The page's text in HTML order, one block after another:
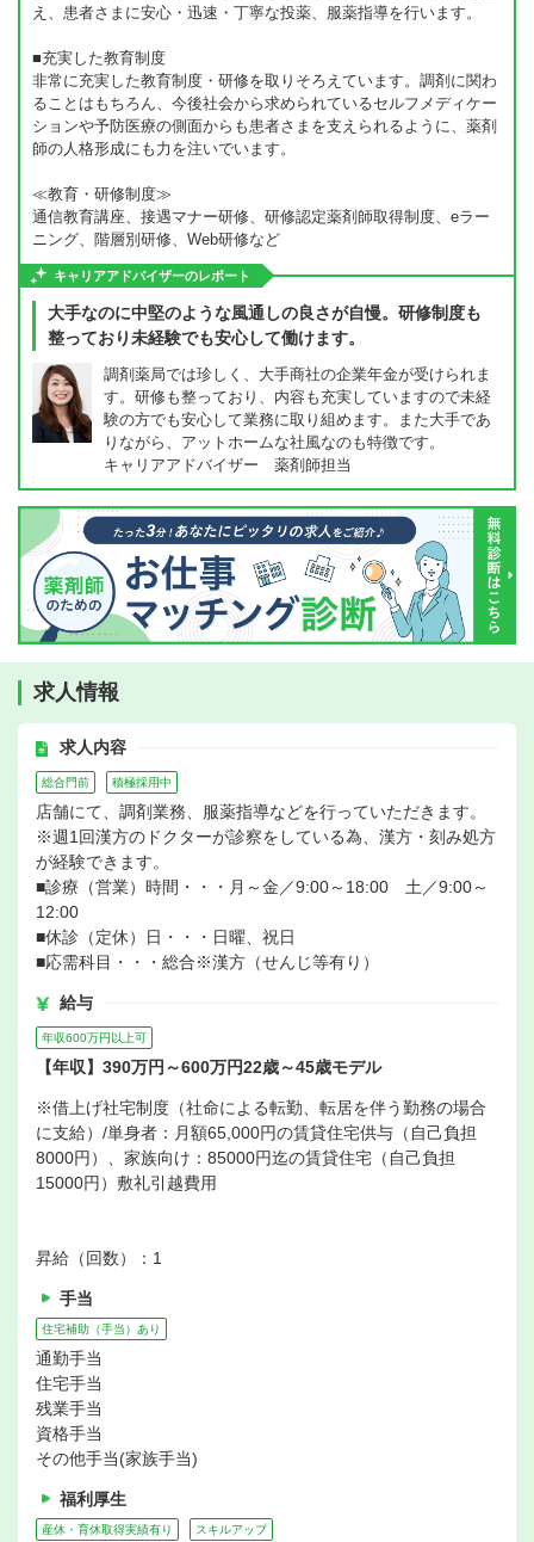
え、患者さまに安心・迅速・丁寧な投薬、服薬指導を行います。
■充実した教育制度
非常に充実した教育制度・研修を取りそろえています。調剤に関わ
ることはもちろん、今後社会から求められているセルフメディケー
ションや予防医療の側面からも患者さまを支えられるように、薬剤
師の人格形成にも力を注いでいます。
≪教育・研修制度≫
通信教育講座、接遇マナー研修、研修認定薬剤師取得制度、eラー
ニング、階層別研修、Web研修など
キャリアアドバイザーのレポート
大手なのに中堅のような風通しの良さが自慢。研修制度も
整っており未経験でも安心して働けます。
調剤薬局では珍しく、大手商社の企業年金が受けられま
す。研修も整っており、内容も充実していますので未経
験の方でも安心して業務に取り組めます。また大手であ
りながら、アットホームな社風なのも特徴です。
キャリアアドバイザー 薬剤師担当
求人情報
求人内容
総合門前 積極採用中
店舗にて、調剤業務、服薬指導などを行っていただきます。
※週1回漢方のドクターが診察をしている為、漢方・刻み処方
が経験できます。
■診療（営業）時間・・・月～金／9:00～18:00 土／9:00～
12:00
■休診（定休）日・・・日曜、祝日
■応需科目・・・総合※漢方（せんじ等有り）
給与
年収600万円以上可
【年収】390万円～600万円22歳～45歳モデル
※借上げ社宅制度（社命による転勤、転居を伴う勤務の場合
に支給）/単身者：月額65,000円の賃貸住宅供与（自己負担
8000円）、家族向け：85000円迄の賃貸住宅（自己負担
15000円）敷礼引越費用
昇給（回数）：1
手当
住宅補助（手当）あり
通勤手当
住宅手当
残業手当
資格手当
その他手当(家族手当)
福利厚生
産休・育休取得実績有り スキルアップ